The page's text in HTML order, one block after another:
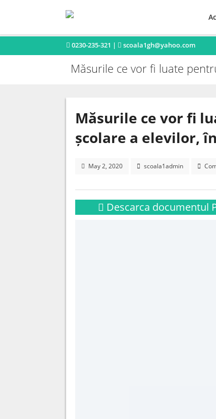
0230-235-321 | scoala1gh@yahoo.com
Măsurile ce vor fi luate
Măsurile ce vor fi
școlare a elevilor,
May 2, 2020 scoala1admin
Descarca documentul